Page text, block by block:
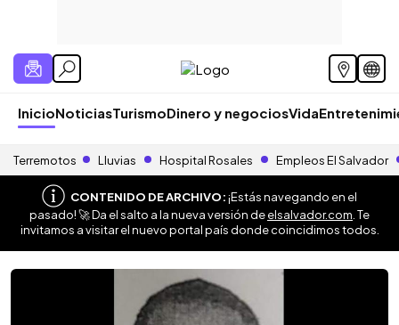
InicioNoticiasTurismoDinero y negociosVida
Terremotos Lluvias Hospital Rosales Empleos El Salvador
CONTENIDO DE ARCHIVO:¡Estás navegando en el
pasado! 🚀 Da el salto a la nueva versión deelsalvador.com . Te
invitamos a visitar el nuevo portal país donde coincidimos todos.